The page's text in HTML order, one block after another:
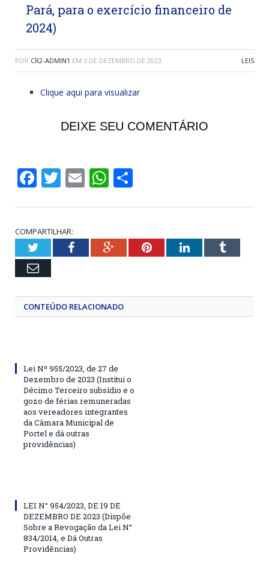
Pará, para o exercício financeiro de
2024)
POR CR2-ADMIN1 EM 5 DE DEZEMBRO DE 2023 LEIS
Clique aqui para visualizar
DEIXE SEU COMENTÁRIO
Facebook
Twitter
EmailWhatsApp
COMPARTILHAR:
TwitterFacebookGoogle+PinterestLinkedInTumblr
Email
CONTEÚDO RELACIONADO
Lei Nº 955/2023, de 27 de
Dezembro de 2023 (Institui o
Décimo Terceiro subsídio e o
gozo de férias remuneradas
aos vereadores integrantes
da Câmara Municipal de
Portel e dá outras
providências)
LEI N° 954/2023, DE 19 DE
DEZEMBRO DE 2023 (Dispõe
Sobre a Revogação da Lei N°
834/2014, e Dá Outras
Providências)